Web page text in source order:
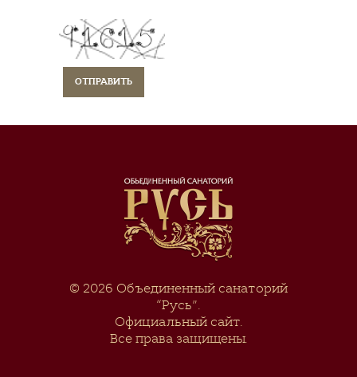
© 2026 Объединенный санаторий
“Русь”.
Официальный сайт.
Все права защищены.